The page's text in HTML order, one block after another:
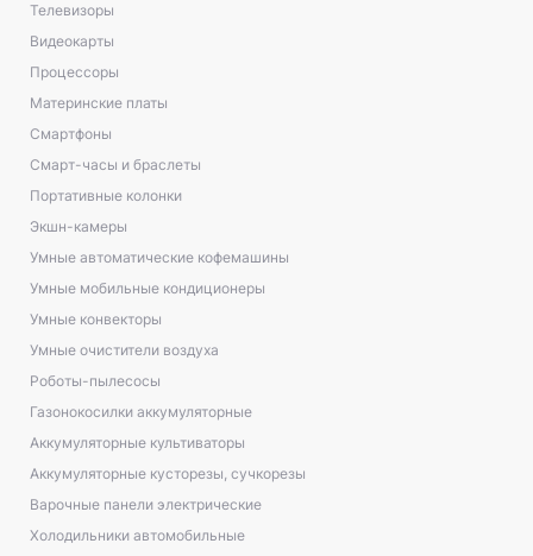
Телевизоры
Видеокарты
Процессоры
Материнские платы
Смартфоны
Смарт-часы и браслеты
Портативные колонки
Экшн-камеры
Умные автоматические кофемашины
Умные мобильные кондиционеры
Умные конвекторы
Умные очистители воздуха
Роботы-пылесосы
Газонокосилки аккумуляторные
Аккумуляторные культиваторы
Аккумуляторные кусторезы, сучкорезы
Варочные панели электрические
Холодильники автомобильные